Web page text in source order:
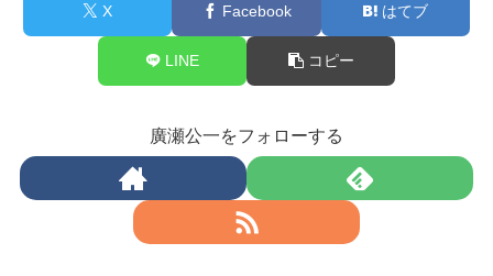
X Facebook はてブ
LINE コピー
廣瀬公一をフォローする